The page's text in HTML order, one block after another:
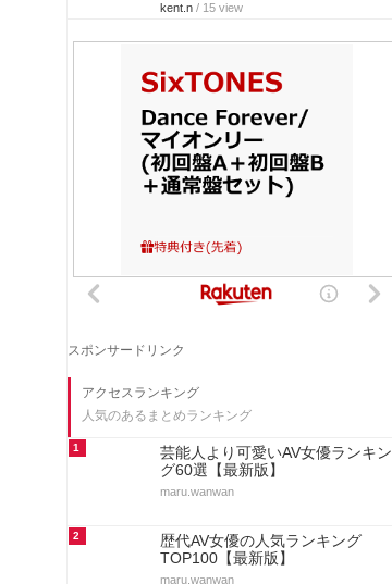
kent.n / 15 view
スポンサードリンク
アクセスランキング
人気のあるまとめランキング
1
芸能人より可愛いAV女優ランキン
グ60選【最新版】
maru.wanwan
2
歴代AV女優の人気ランキング
TOP100【最新版】
maru.wanwan